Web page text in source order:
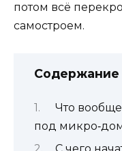
потом всё
самостроем.
Содержание
Что
под